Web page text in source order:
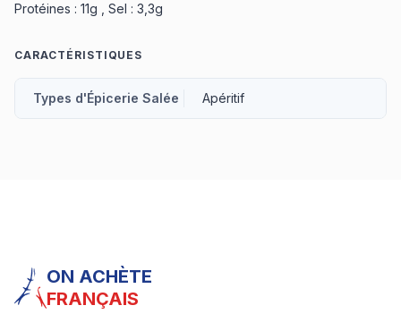
Protéines : 11g , Sel : 3,3g
CARACTÉRISTIQUES
Types d'Épicerie Salée Apéritif
ON ACHÈTE
FRANÇAIS